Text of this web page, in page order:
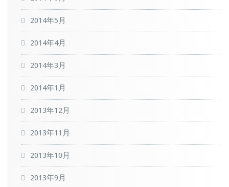
2014年5月
2014年4月
2014年3月
2014年1月
2013年12月
2013年11月
2013年10月
2013年9月